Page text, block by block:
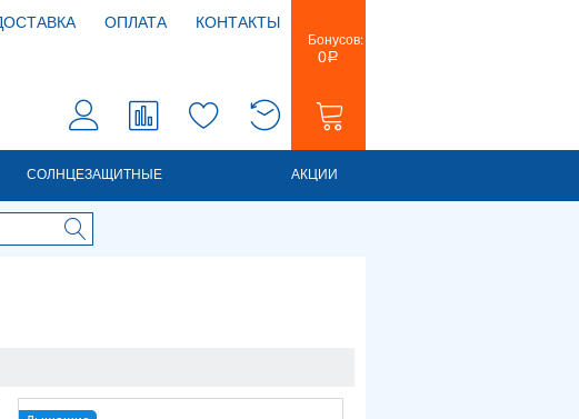
ОПЛАТА КОНТАКТЫ
Бонусов:
0Р
СОЛНЦЕЗАЩИТНЫЕ АКЦИИ